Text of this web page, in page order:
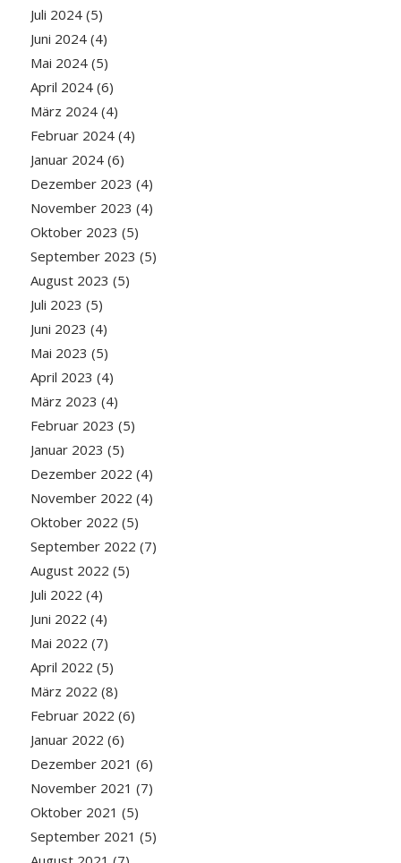
Juli 2024(5)
Juni 2024(4)
Mai 2024(5)
April 2024(6)
März 2024(4)
Februar 2024(4)
Januar 2024(6)
Dezember 2023 (4)
November 2023 (4)
Oktober 2023 (5)
September 2023 (5)
August 2023 (5)
Juli 2023 (5)
Juni 2023 (4)
Mai 2023 (5)
April 2023 (4)
März 2023 (4)
Februar 2023 (5)
Januar 2023 (5)
Dezember 2022 (4)
November 2022 (4)
Oktober 2022 (5)
September 2022 (7)
August 2022 (5)
Juli 2022 (4)
Juni 2022 (4)
Mai 2022 (7)
April 2022 (5)
März 2022 (8)
Februar 2022 (6)
Januar 2022 (6)
Dezember 2021 (6)
November 2021 (7)
Oktober 2021 (5)
September 2021 (5)